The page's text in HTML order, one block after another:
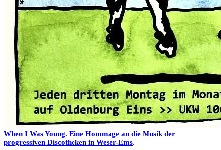
When I Was Young. Eine Hommage an die Musik der
progressiven Discotheken in Weser-Ems.